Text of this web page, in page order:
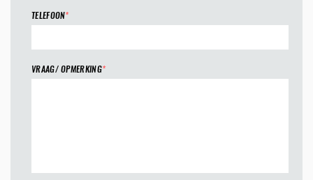
TELEFOON*
VRAAG/ OPMERKING*